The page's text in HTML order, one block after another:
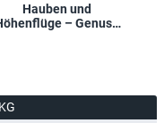
Hauben und
– Genuss